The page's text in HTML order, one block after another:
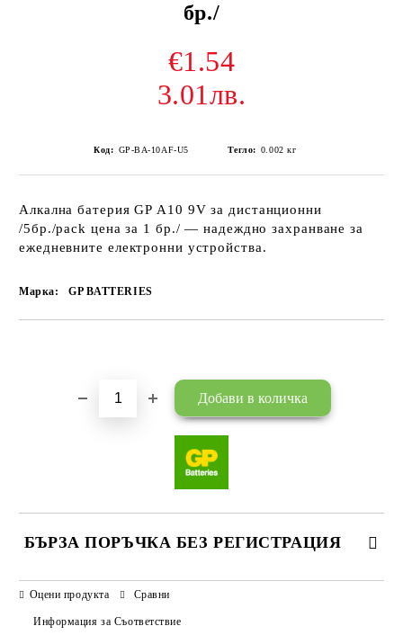
бр./
€1.54
3.01лв.
Код: GP-BA-10AF-U5 Тегло: 0.002 кг
Алкална батерия GP А10 9V за дистанционни
/5бр./pack цена за 1 бр./ — надеждно захранване за
ежедневните електронни устройства.
Марка: GP BATTERIES
БЪРЗА ПОРЪЧКА БЕЗ РЕГИСТРАЦИЯ
САМО ПОПЪЛНЕТЕ 3 ПОЛЕТА
Оцени продукта Сравни
Информация за Съответствие